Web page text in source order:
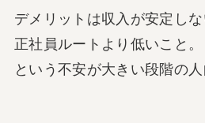
デメリットは収入が安定し
正社員ルートより低いこと。
という不安が大きい段階の人